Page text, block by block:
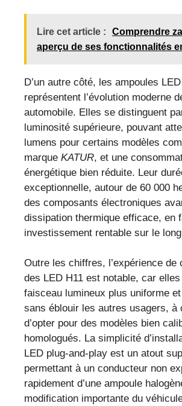
Lire cet article :
Comprendre
aperçu de ses fonctionnalités
D’un autre côté, les ampoules
représentent l’évolution moderne
automobile. Elles se distinguent
luminosité supérieure, pouvant
lumens pour certains modèles
marque KATUR, et une
énergétique bien réduite. Leur
exceptionnelle, autour de 60 000
des composants électroniques
dissipation thermique efficace, en
investissement rentable sur le
Outre les chiffres, l’expérience de
des LED H11 est notable, car
faisceau lumineux plus uniforme
sans éblouir les autres usagers, à
d’opter pour des modèles bien
homologués. La simplicité
LED plug-and-play est un atout
permettant à un conducteur non
rapidement d’une ampoule
modification importante du